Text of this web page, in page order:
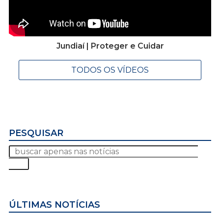
Jundiaí | Proteger e Cuidar
TODOS OS VÍDEOS
PESQUISAR
ÚLTIMAS NOTÍCIAS